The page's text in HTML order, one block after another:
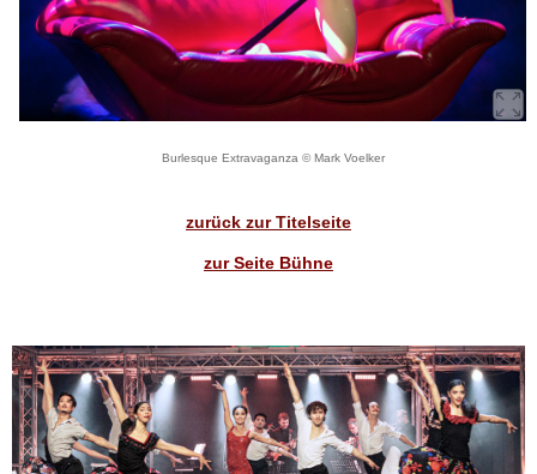
Burlesque Extravaganza © Mark Voelker
zurück zur Titelseite
zur Seite Bühne